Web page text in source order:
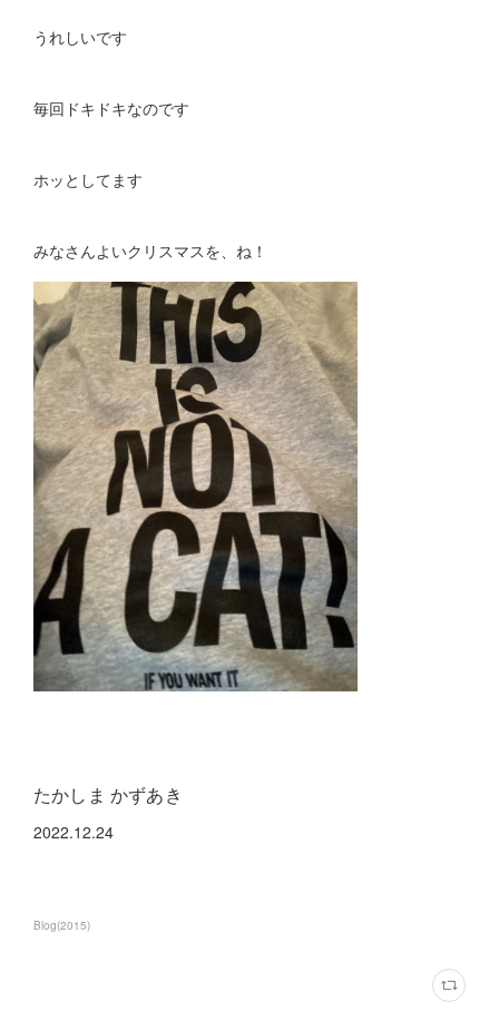
うれしいです
毎回ドキドキなのです
ホッとしてます
みなさんよいクリスマスを、ね！
たかしま かずあき
2022.12.24
Blog(2015)